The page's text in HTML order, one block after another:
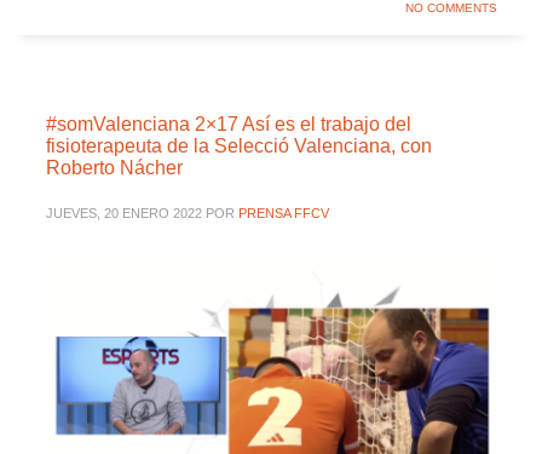
NO COMMENTS
#somValenciana 2×17 Así es el trabajo del
fisioterapeuta de la Selecció Valenciana, con
Roberto Nácher
JUEVES, 20 ENERO 2022 POR PRENSA FFCV